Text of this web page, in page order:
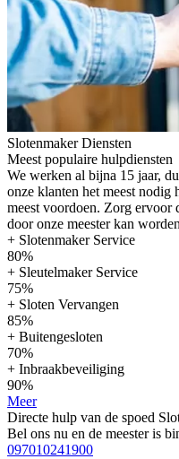
Slotenmaker Diensten
Meest populaire hulpdiensten
We werken al bijna 15 jaar,
onze klanten het meest nodig
meest voordoen. Zorg
door onze meester kan
+ Slotenmaker Service
80%
+ Sleutelmaker Service
75%
+ Sloten Vervangen
85%
+ Buitengesloten
70%
+ Inbraakbeveiliging
90%
Meer
Directe hulp van de spoed
Bel ons nu en de meester is
097010241900